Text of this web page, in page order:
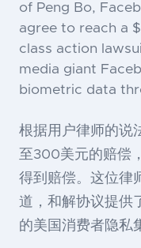
of Peng Bo,
agree to reach a
class action
media giant
biometric data
根据用户律师的说
至300美元的赔偿
得到赔偿。这位律
道，和解协议提供
的美国消费者隐私